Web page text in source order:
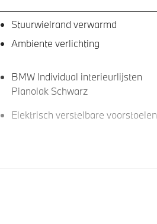
Stuurwielrand verwarmd
Ambiente verlichting
BMW Individual interieurlijsten
Pianolak Schwarz
Elektrisch verstelbare voorstoelen